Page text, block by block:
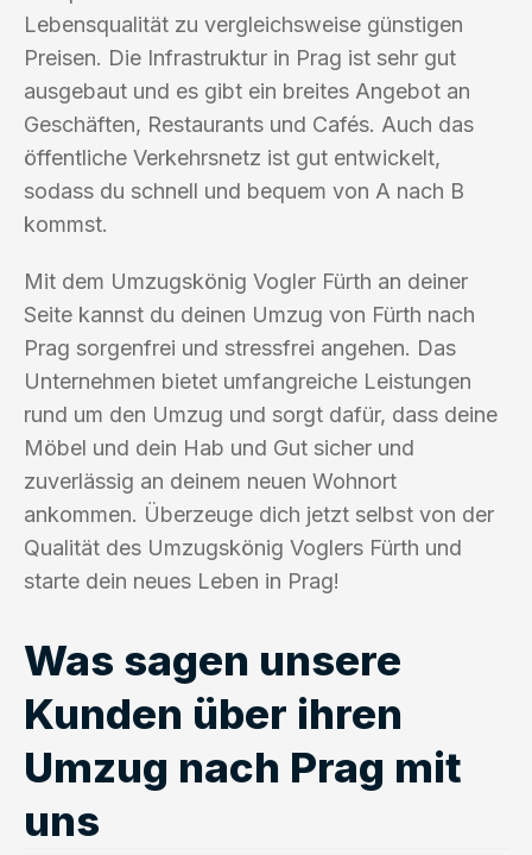
Lebensqualität zu vergleichsweise günstigen
Preisen. Die Infrastruktur in Prag ist sehr gut
ausgebaut und es gibt ein breites Angebot an
Geschäften, Restaurants und Cafés. Auch das
öffentliche Verkehrsnetz ist gut entwickelt,
sodass du schnell und bequem von A nach B
kommst.
Mit dem Umzugskönig Vogler Fürth an deiner
Seite kannst du deinen Umzug von Fürth nach
Prag sorgenfrei und stressfrei angehen. Das
Unternehmen bietet umfangreiche Leistungen
rund um den Umzug und sorgt dafür, dass deine
Möbel und dein Hab und Gut sicher und
zuverlässig an deinem neuen Wohnort
ankommen. Überzeuge dich jetzt selbst von der
Qualität des Umzugskönig Voglers Fürth und
starte dein neues Leben in Prag!
Was sagen unsere
Kunden über ihren
Umzug nach Prag mit
uns